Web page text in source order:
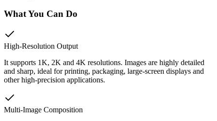
What You Can Do
High-Resolution Output
It supports 1K, 2K and 4K resolutions. Images are highly detailed
and sharp, ideal for printing, packaging, large-screen displays and
other high-precision applications.
Multi-Image Composition